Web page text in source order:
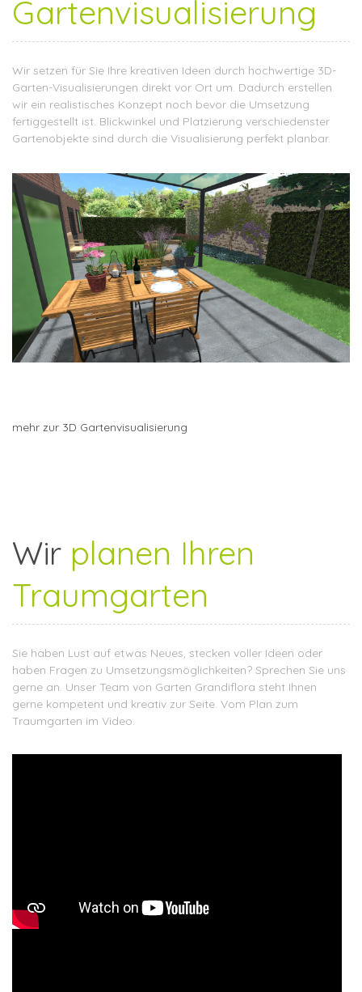
Gartenvisualisierung
Wir setzen für Sie Ihre kreativen Ideen durch hochwertige 3D-
Garten-Visualisierungen direkt vor Ort um. Dadurch erstellen
wir ein realistisches Konzept noch bevor die Umsetzung
fertiggestellt ist. Blickwinkel und Platzierung verschiedenster
Gartenobjekte sind durch die Visualisierung perfekt planbar.
mehr zur 3D Gartenvisualisierung
Wirplanen Ihren
Traumgarten
Sie haben Lust auf etwas Neues, stecken voller Ideen oder
haben Fragen zu Umsetzungsmöglichkeiten? Sprechen Sie uns
gerne an. Unser Team von Garten Grandiflora steht Ihnen
gerne kompetent und kreativ zur Seite. Vom Plan zum
Traumgarten im Video.